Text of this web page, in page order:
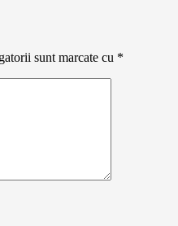
sunt marcate cu *